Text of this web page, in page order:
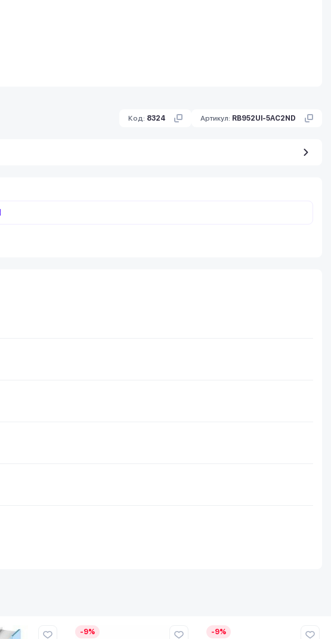
Код: 8324 Артикул: RB952UI-5AC2ND
-9% -9%